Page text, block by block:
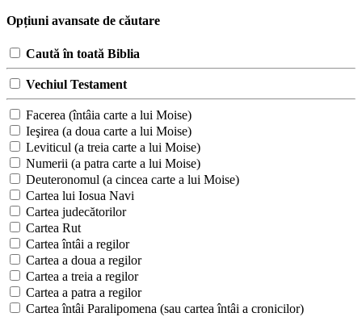
Opțiuni avansate de căutare
Caută în toată Biblia
Vechiul Testament
Facerea (întâia carte a lui Moise)
Ieşirea (a doua carte a lui Moise)
Leviticul (a treia carte a lui Moise)
Numerii (a patra carte a lui Moise)
Deuteronomul (a cincea carte a lui Moise)
Cartea lui Iosua Navi
Cartea judecătorilor
Cartea Rut
Cartea întâi a regilor
Cartea a doua a regilor
Cartea a treia a regilor
Cartea a patra a regilor
Cartea întâi Paralipomena (sau cartea întâi a cronicilor)